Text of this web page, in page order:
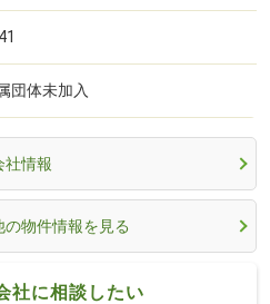
団体未加入
社情報
の物件情報を見る
社に相談したい